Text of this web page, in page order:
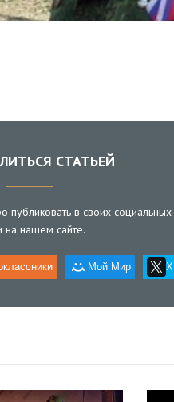
СТАТЬЕЙ
в своих
на нашем сайте.
Мой Мир X